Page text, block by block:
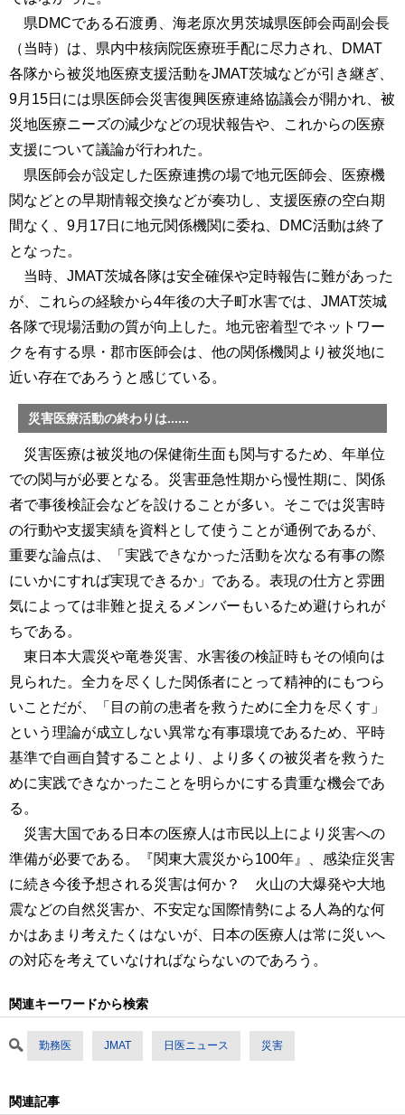
県DMCである石渡勇、海老原次男茨城県医師会両副会長
（当時）は、県内中核病院医療班手配に尽力され、DMAT
各隊から被災地医療支援活動をJMAT茨城などが引き継ぎ、
9月15日には県医師会災害復興医療連絡協議会が開かれ、被
災地医療ニーズの減少などの現状報告や、これからの医療
支援について議論が行われた。
県医師会が設定した医療連携の場で地元医師会、医療機
関などとの早期情報交換などが奏功し、支援医療の空白期
間なく、9月17日に地元関係機関に委ね、DMC活動は終了
となった。
当時、JMAT茨城各隊は安全確保や定時報告に難があった
が、これらの経験から4年後の大子町水害では、JMAT茨城
各隊で現場活動の質が向上した。地元密着型でネットワー
クを有する県・郡市医師会は、他の関係機関より被災地に
近い存在であろうと感じている。
災害医療活動の終わりは......
災害医療は被災地の保健衛生面も関与するため、年単位
での関与が必要となる。災害亜急性期から慢性期に、関係
者で事後検証会などを設けることが多い。そこでは災害時
の行動や支援実績を資料として使うことが通例であるが、
重要な論点は、「実践できなかった活動を次なる有事の際
にいかにすれば実現できるか」である。表現の仕方と雰囲
気によっては非難と捉えるメンバーもいるため避けられが
ちである。
東日本大震災や竜巻災害、水害後の検証時もその傾向は
見られた。全力を尽くした関係者にとって精神的にもつら
いことだが、「目の前の患者を救うために全力を尽くす」
という理論が成立しない異常な有事環境であるため、平時
基準で自画自賛することより、より多くの被災者を救うた
めに実践できなかったことを明らかにする貴重な機会であ
る。
災害大国である日本の医療人は市民以上により災害への
準備が必要である。『関東大震災から100年』、感染症災害
に続き今後予想される災害は何か？ 火山の大爆発や大地
震などの自然災害か、不安定な国際情勢による人為的な何
かはあまり考えたくはないが、日本の医療人は常に災いへ
の対応を考えていなければならないのであろう。
関連キーワードから検索
勤務医 JMAT 日医ニュース 災害
関連記事